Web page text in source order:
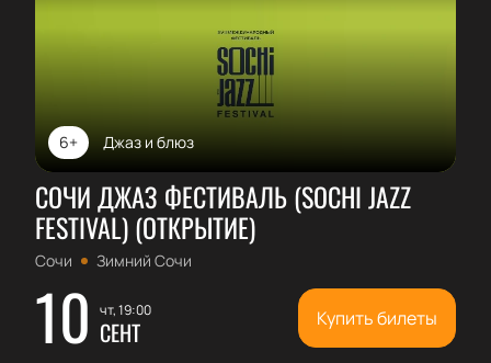
Джаз и блюз
6+
СОЧИ ДЖАЗ ФЕСТИВАЛЬ (SOCHI JAZZ
FESTIVAL) (ОТКРЫТИЕ)
Сочи Зимний Сочи
10 чт, 19:00
СЕНТ Купить билеты